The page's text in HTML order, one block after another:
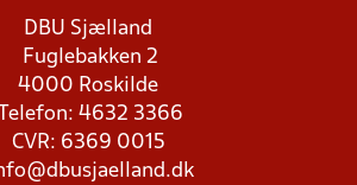
DBU Sjælland
Fuglebakken 2
4000 Roskilde
Telefon: 4632 3366
CVR: 6369 0015